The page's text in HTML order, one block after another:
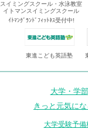
スイミングスクール・水泳教室
イトマンスイミングスクール
ｲﾄﾏﾝｸﾞﾗﾝﾄﾞﾌｨｯﾄﾈｽ受付中!
東進こども英語塾
大学・学
きっと元気に
大学受験予